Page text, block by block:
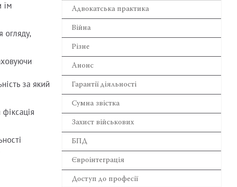
їм
огляду,
за який
Адвокатська практика
Війна
Різне
Анонс
Гарантії діяльності
Сумна звістка
Захист військових
БПД
Євроінтеграція
Доступ до професії